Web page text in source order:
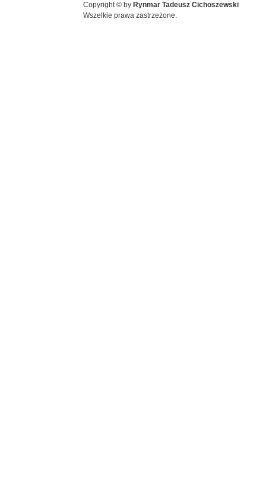
Copyright © by Rynmar Tadeusz Cichoszewski
Wszelkie prawa zastrzeżone.